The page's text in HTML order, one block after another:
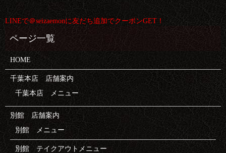
LINEで＠seizaemonに友だち追加でクーポンGET！
HOME
千葉本店 店舗案内
千葉本店 メニュー
別館 店舗案内
別館 メニュー
別館 テイクアウトメニュー